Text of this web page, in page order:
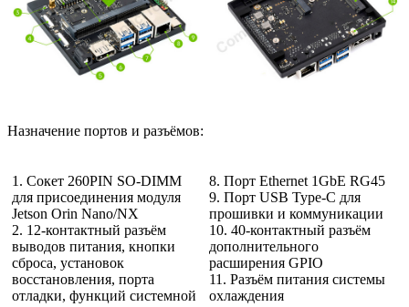
Назначение портов и разъёмов:
1. Сокет 260PIN SO-DIMM
для присоединения модуля
Jetson Orin Nano/NX
2. 12-контактный разъём
выводов питания, кнопки
сброса, установок
восстановления, порта
отладки, функций системной
8. Порт Ethernet 1GbE RG45
9. Порт USB Type-C для
прошивки и коммуникации
10. 40-контактный разъём
дополнительного
расширения GPIO
11. Разъём питания системы
охлаждения